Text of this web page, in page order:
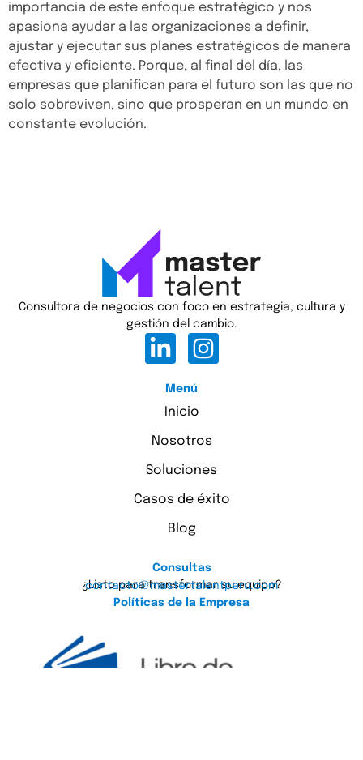
importancia de este enfoque estratégico y nos
apasiona ayudar a las organizaciones a definir,
ajustar y ejecutar sus planes estratégicos de manera
efectiva y eficiente. Porque, al final del día, las
empresas que planifican para el futuro son las que no
solo sobreviven, sino que prosperan en un mundo en
constante evolución.
Consultora de negocios con foco en estrategia, cultura y
gestión del cambio.
Menú
Inicio
Nosotros
Soluciones
Casos de éxito
Blog
Consultas
¿Listo para transformar su equipo?
contacto@mastertalentperu.com
Políticas de la Empresa